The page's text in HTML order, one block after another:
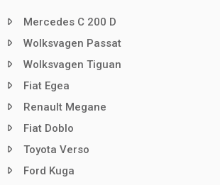
Mercedes C 200 D
Wolksvagen Passat
Wolksvagen Tiguan
Fiat Egea
Renault Megane
Fiat Doblo
Toyota Verso
Ford Kuga